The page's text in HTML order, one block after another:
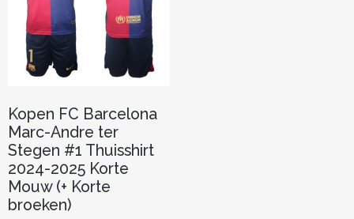
Kopen FC Barcelona
Marc-Andre ter
Stegen #1 Thuisshirt
2024-2025 Korte
Mouw (+ Korte
broeken)